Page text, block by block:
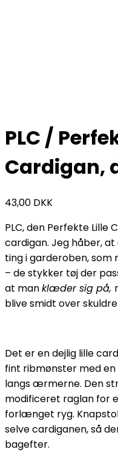
PLC /
Cardigan,
43,00 DKK
PLC, den Perfekte Lille
cardigan. Jeg håber,
ting i garderoben,
– de stykker tøj der
at manklæder sig på,
blive smidt over
Det er en dejlig lille
fint ribmønster med
langs ærmerne. Den
modificeret raglan for
forlænget ryg.
selve cardiganen, så
bagefter.